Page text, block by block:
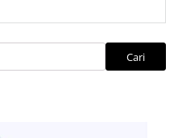
Cari